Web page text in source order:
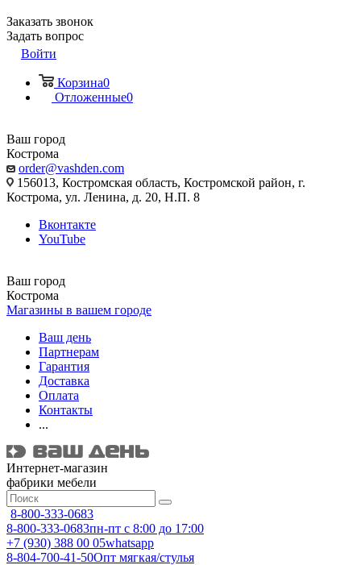
Заказать звонок
Задать вопрос
Войти
Корзина0
Отложенные0
Ваш город
Кострома
order@vashden.com
156013, Костромская область, Костромской район, г.
Кострома, ул. Ленина, д. 20, Н.П. 8
Вконтакте
YouTube
Ваш город
Кострома
Магазины в вашем городе
Ваш день
Партнерам
Гарантия
Доставка
Оплата
Контакты
...
Интернет-магазин
фабрики мебели
8-800-333-0683
8-800-333-0683пн-пт с 8:00 до 17:00
+7 (930) 388 00 05whatsapp
8-804-700-41-50Опт мягкая/стулья